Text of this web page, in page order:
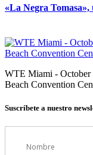
«La Negra
WTE Miami -
Beach Convention
Suscríbete a nuestro